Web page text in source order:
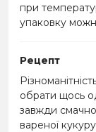
при
упаковку
Рецепт
обрати щось
завжди
вареної